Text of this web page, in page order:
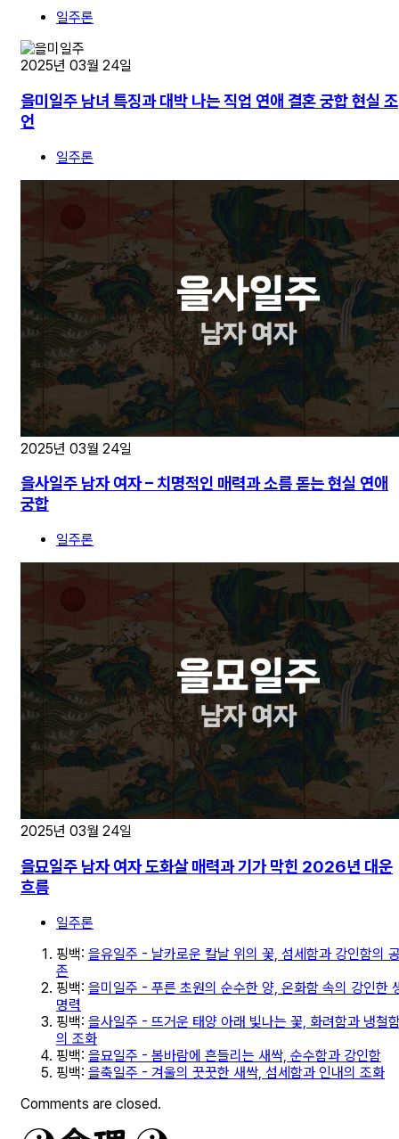
일주론
2025년 03월 24일
을미일주 남녀 특징과 대박 나는 직업 연애 결혼 궁합 현실 조
언
일주론
2025년 03월 24일
을사일주 남자 여자 – 치명적인 매력과 소름 돋는 현실 연애
궁합
일주론
2025년 03월 24일
을묘일주 남자 여자 도화살 매력과 기가 막힌 2026년 대운
흐름
일주론
핑백: 을유일주 - 날카로운 칼날 위의 꽃, 섬세함과 강인함의
존
핑백: 을미일주 - 푸른 초원의 순수한 양, 온화함 속의 강인한
명력
핑백: 을사일주 - 뜨거운 태양 아래 빛나는 꽃, 화려함과 냉철
의 조화
핑백: 을묘일주 - 봄바람에 흔들리는 새싹, 순수함과 강인함
핑백: 을축일주 - 겨울의 꿋꿋한 새싹, 섬세함과 인내의 조화
Comments are closed.